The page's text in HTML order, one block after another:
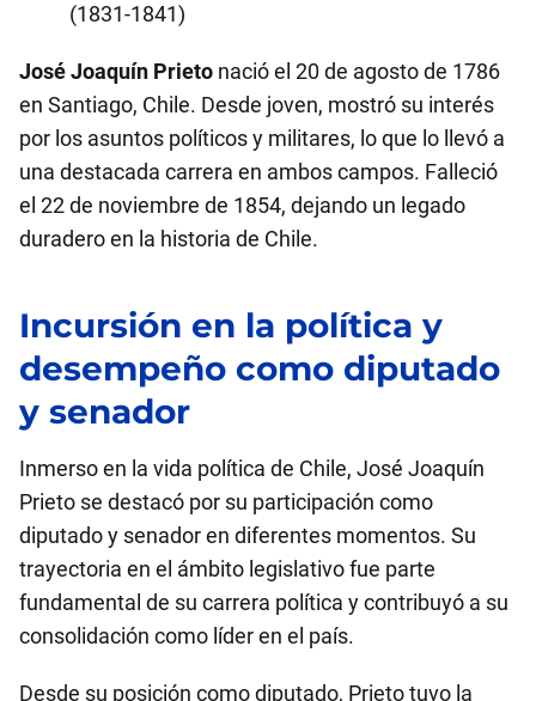
(1831-1841)
José Joaquín Prieto nació el 20 de agosto de 1786
en Santiago, Chile. Desde joven, mostró su interés
por los asuntos políticos y militares, lo que lo llevó a
una destacada carrera en ambos campos. Falleció
el 22 de noviembre de 1854, dejando un legado
duradero en la historia de Chile.
Incursión en la política y
desempeño como diputado
y senador
Inmerso en la vida política de Chile, José Joaquín
Prieto se destacó por su participación como
diputado y senador en diferentes momentos. Su
trayectoria en el ámbito legislativo fue parte
fundamental de su carrera política y contribuyó a su
consolidación como líder en el país.
Desde su posición como diputado, Prieto tuvo la